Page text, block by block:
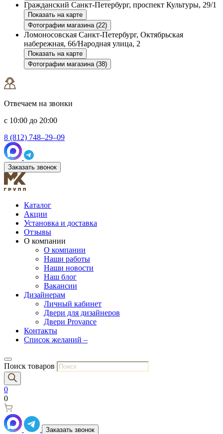
Гражданский Санкт-Петербург, проспект Культуры, 29/1
Показать на карте
Фотографии магазина (22)
Ломоносовская Санкт-Петербург, Октябрьская
набережная, 66/Народная улица, 2
Показать на карте
Фотографии магазина (38)
Отвечаем на звонки
с 10:00 до 20:00
8 (812) 748–29–09
Заказать звонок
Каталог
Акции
Установка и доставка
Отзывы
О компании
О компании
Наши работы
Наши новости
Наш блог
Вакансии
Дизайнерам
Личный кабинет
Двери для дизайнеров
Двери Provance
Контакты
Список желаний –
Поиск товаров
0
0
Заказать звонок